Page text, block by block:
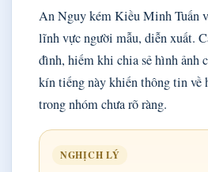
An Nguy kém Kiều Minh Tuấn
lĩnh vực người mẫu, diễn xuất.
đình, hiếm khi chia sẻ hình ảnh
kín tiếng này khiến thông tin về
trong nhóm chưa rõ ràng.
NGHỊCH LÝ